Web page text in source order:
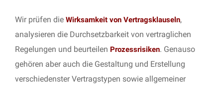
Wir prüfen die Wirksamkeit von Vertragsklauseln,
analysieren die Durchsetzbarkeit von vertraglichen
Regelungen und beurteilen Prozessrisiken. Genauso
gehören aber auch die Gestaltung und Erstellung
verschiedenster Vertragstypen sowie allgemeiner